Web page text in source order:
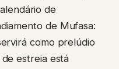
de
de Mufasa:
como prelúdio
estreia está